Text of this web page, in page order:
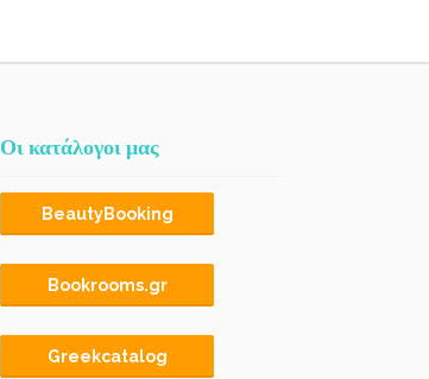
Οι κατάλογοι μας
BeautyBooking
Bookrooms.gr
Greekcatalog